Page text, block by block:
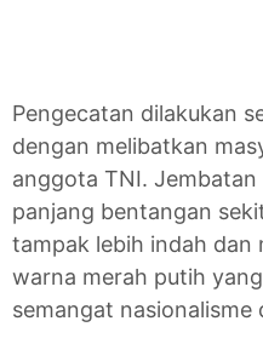
Pengecatan dilakukan
dengan melibatkan
anggota TNI.
panjang bentangan
tampak lebih indah dan
warna merah putih
semangat nasionalisme